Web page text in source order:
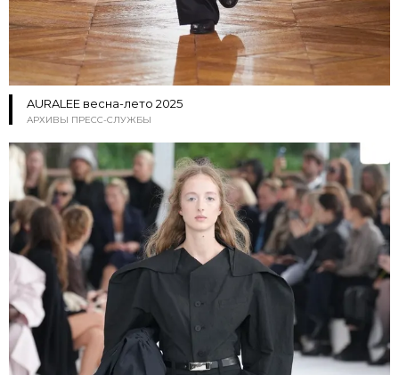
AURALEE весна-лето 2025
АРХИВЫ ПРЕСС-СЛУЖБЫ